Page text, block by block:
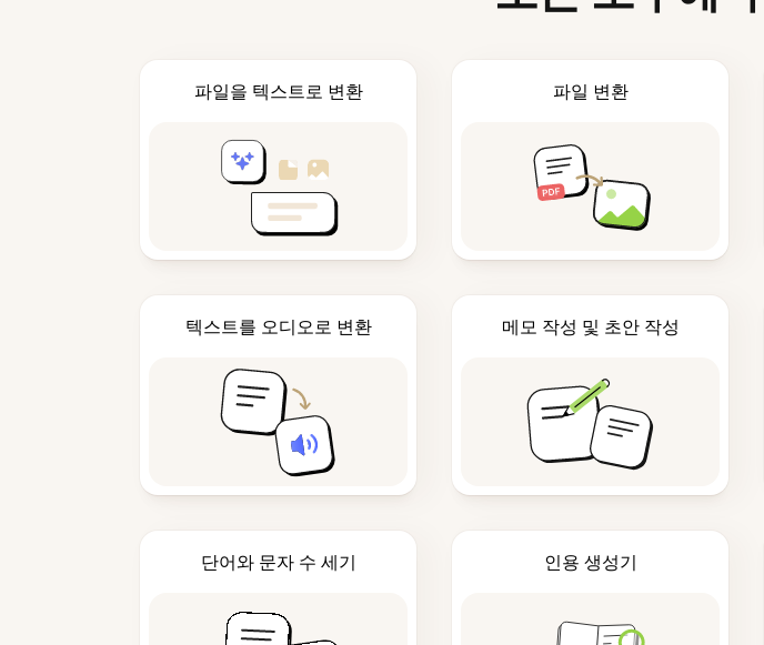
파일을 텍스트로 변환 파일 변환
텍스트를 오디오로 변환 메모 작성 및 초안 작성
단어와 문자 수 세기 인용 생성기